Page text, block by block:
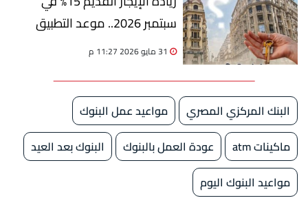
سبتمبر 2026.. موعد التطبيق
وعدد السنوات المتبقية لتحرير
31 مايو 2026 11:27 م
البنك المركزي المصري
مواعيد عمل البنوك
ماكينات atm
عودة العمل بالبنوك
البنوك بعد العيد
مواعيد البنوك اليوم